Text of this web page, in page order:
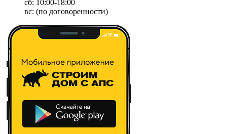
сб: 10:00-18:00
вс: (по договоренности)